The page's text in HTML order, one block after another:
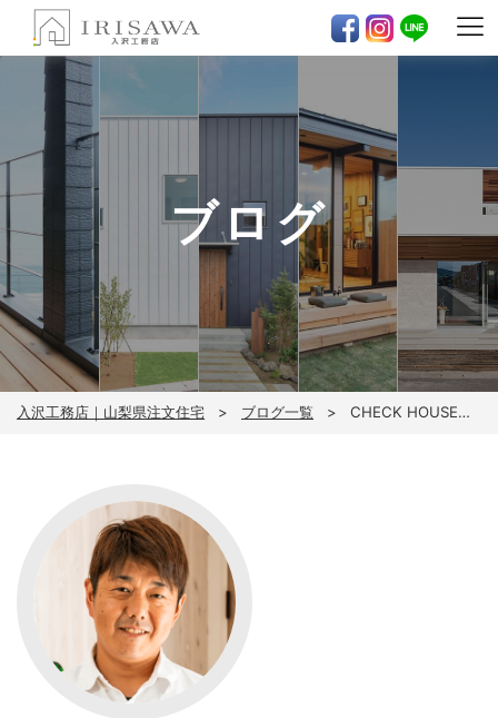
ブログ
入沢工務店｜山梨県注文住宅 ブログ一覧 CHECK HOUSEの検査！！